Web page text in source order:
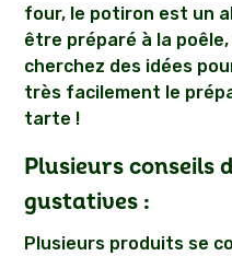
four, le potiron est un
être préparé à la
cherchez des idées
très facilement le
tarte !
Plusieurs conseils
gustatives :
Plusieurs produits se